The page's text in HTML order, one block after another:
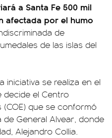
a Santa Fe 500 mil
afectada por el humo
de
de las islas del
iniciativa se realiza en el
decide el Centro
que se conformó
General Alvear, donde
Alejandro Collia.